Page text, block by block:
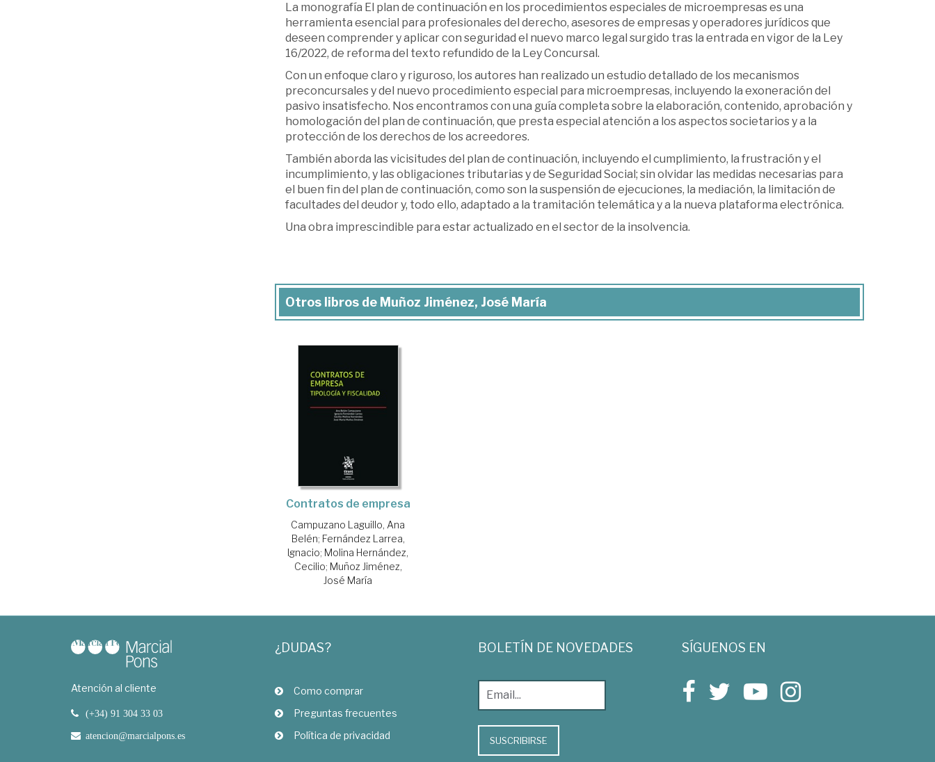
La monografía El plan de continuación en los procedimientos especiales de microempresas es una
herramienta esencial para profesionales del derecho, asesores de empresas y operadores jurídicos que
deseen comprender y aplicar con seguridad el nuevo marco legal surgido tras la entrada en vigor de la Ley
16/2022, de reforma del texto refundido de la Ley Concursal.
Con un enfoque claro y riguroso, los autores han realizado un estudio detallado de los mecanismos
preconcursales y del nuevo procedimiento especial para microempresas, incluyendo la exoneración del
pasivo insatisfecho. Nos encontramos con una guía completa sobre la elaboración, contenido, aprobación y
homologación del plan de continuación, que presta especial atención a los aspectos societarios y a la
protección de los derechos de los acreedores.
También aborda las vicisitudes del plan de continuación, incluyendo el cumplimiento, la frustración y el
incumplimiento, y las obligaciones tributarias y de Seguridad Social; sin olvidar las medidas necesarias para
el buen fin del plan de continuación, como son la suspensión de ejecuciones, la mediación, la limitación de
facultades del deudor y, todo ello, adaptado a la tramitación telemática y a la nueva plataforma electrónica.
Una obra imprescindible para estar actualizado en el sector de la insolvencia.
Otros libros de Muñoz Jiménez, José María
Contratos de empresa
Campuzano Laguillo, Ana
Belén; Fernández Larrea,
Ignacio; Molina Hernández,
Cecilio; Muñoz Jiménez,
José María
Atención al cliente
(+34) 91 304 33 03
atencion@marcialpons.es
¿DUDAS?
Como comprar
Preguntas frecuentes
Política de privacidad
BOLETÍN DE NOVEDADES
SUSCRIBIRSE
SÍGUENOS EN